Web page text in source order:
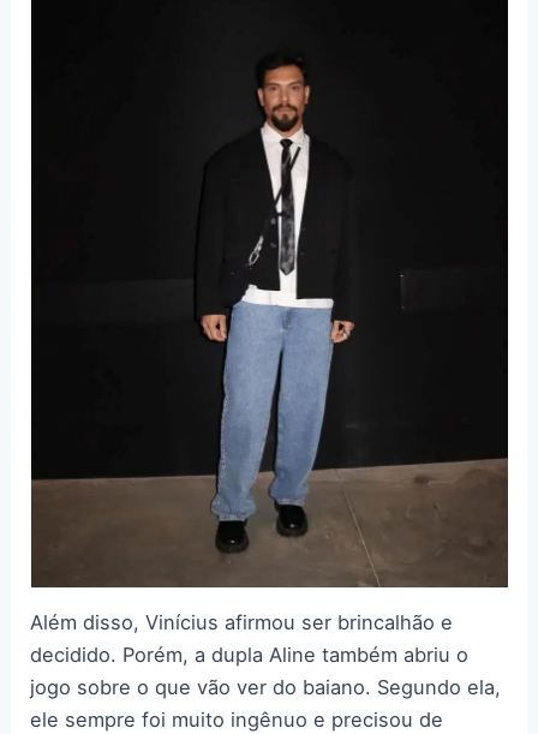
Além disso, Vinícius afirmou ser brincalhão e
decidido. Porém, a dupla Aline também abriu o
jogo sobre o que vão ver do baiano. Segundo ela,
ele sempre foi muito ingênuo e precisou de